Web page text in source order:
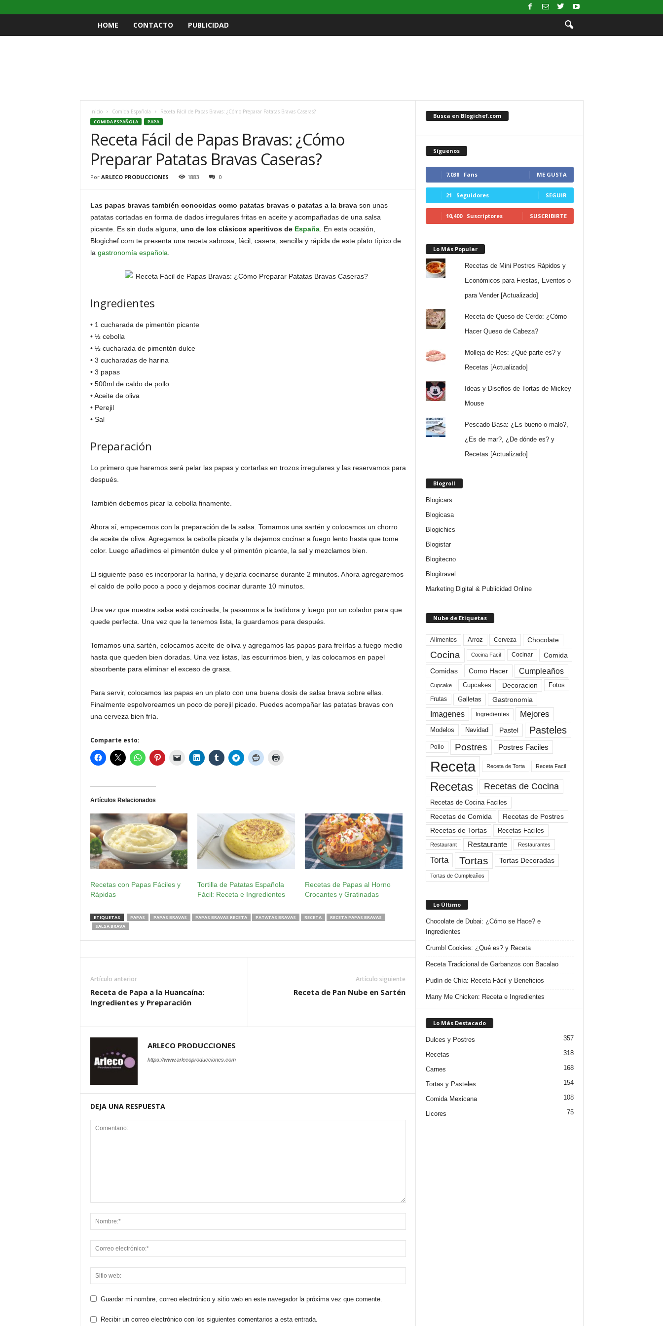
HOME CONTACTO PUBLICIDAD
Inicio Comida Española Receta Fácil de Papas Bravas: ¿Cómo Preparar Patatas Bravas Caseras?
COMIDA ESPAÑOLA PAPA
Receta Fácil de Papas Bravas: ¿Cómo
Preparar Patatas Bravas Caseras?
Por ARLECO PRODUCCIONES 1883 0
Las papas bravas también conocidas como patatas bravas o patatas a la bravason unas
patatas cortadas en forma de dados irregulares fritas en aceite y acompañadas de una salsa
picante. Es sin duda alguna, uno de los clásicos aperitivos de España. En esta ocasión,
Blogichef.com te presenta una receta sabrosa, fácil, casera, sencilla y rápida de este plato típico de
la gastronomía española
Ingredientes
• 1 cucharada de pimentón picante
• ½ cebolla
• ½ cucharada de pimentón dulce
• 3 cucharadas de harina
• 3 papas
• 500ml de caldo de pollo
• Aceite de oliva
• Perejil
• Sal
Preparación
Lo primero que haremos será pelar las papas y cortarlas en trozos irregulares y las reservamos para
después.
También debemos picar la cebolla finamente.
Ahora sí, empecemos con la preparación de la salsa. Tomamos una sartén y colocamos un chorro
de aceite de oliva. Agregamos la cebolla picada y la dejamos cocinar a fuego lento hasta que tome
color. Luego añadimos el pimentón dulce y el pimentón picante, la sal y mezclamos bien.
El siguiente paso es incorporar la harina, y dejarla cocinarse durante 2 minutos. Ahora agregaremos
el caldo de pollo poco a poco y dejamos cocinar durante 10 minutos.
Una vez que nuestra salsa está cocinada, la pasamos a la batidora y luego por un colador para que
quede perfecta. Una vez que la tenemos lista, la guardamos para después.
Tomamos una sartén, colocamos aceite de oliva y agregamos las papas para freírlas a fuego medio
hasta que queden bien doradas. Una vez listas, las escurrimos bien, y las colocamos en papel
absorbente para eliminar el exceso de grasa.
Para servir, colocamos las papas en un plato con una buena dosis de salsa brava sobre ellas.
Finalmente espolvoreamos un poco de perejil picado. Puedes acompañar las patatas bravas con
una cerveza bien fría.
Comparte esto:
Artículos Relacionados
Recetas con Papas Fáciles y
Rápidas
Tortilla de Patatas Española
Fácil: Receta e Ingredientes
Recetas de Papas al Horno
Crocantes y Gratinadas
ETIQUETAS PAPAS PAPAS BRAVAS PAPAS BRAVAS RECETA PATATAS BRAVAS RECETA
RECETA PAPAS BRAVAS
SALSA BRAVA
Artículo anterior
Receta de Papa a la Huancaína:
Ingredientes y Preparación
Artículo siguiente
Receta de Pan Nube en Sartén
ARLECO PRODUCCIONES
https://www.arlecoproducciones.com
DEJA UNA RESPUESTA
Guardar mi nombre, correo electrónico y sitio web en este navegador la próxima vez que comente.
Recibir un correo electrónico con los siguientes comentarios a esta entrada.
Busca en Blogichef.com
Síguenos
7,038 Fans ME GUSTA
21 Seguidores SEGUIR
10,400 Suscriptores SUSCRIBIRTE
Lo Más Popular
Recetas de Mini Postres Rápidos y
Económicos para Fiestas, Eventos o
para Vender [Actualizado]
Receta de Queso de Cerdo: ¿Cómo
Hacer Queso de Cabeza?
Molleja de Res: ¿Qué parte es? y
Recetas [Actualizado]
Ideas y Diseños de Tortas de Mickey
Mouse
Pescado Basa: ¿Es bueno o malo?,
¿Es de mar?, ¿De dónde es? y
Recetas [Actualizado]
Blogroll
Blogicars
Blogicasa
Blogichics
Blogistar
Blogitecno
Blogitravel
Marketing Digital & Publicidad Online
Nube de Etiquetas
Alimentos Arroz Cerveza Chocolate
Cocina Cocina Facil Cocinar
Comida
Comidas
Como Hacer Cumpleaños
Cupcake Cupcakes Decoracion Fotos
Frutas Galletas Gastronomia
Imagenes Ingredientes Mejores
Modelos Navidad Pastel Pasteles
Pollo Postres Postres Faciles
Receta Receta de Torta Receta Facil
Recetas Recetas de Cocina
Recetas de Cocina Faciles
Recetas de Comida
Recetas de Postres
Recetas de Tortas
Recetas Faciles
Restaurant Restaurante Restaurantes
Torta Tortas Tortas Decoradas
Tortas de Cumpleaños
Lo Último
Chocolate de Dubai: ¿Cómo se Hace? e
Ingredientes
Crumbl Cookies: ¿Qué es? y Receta
Receta Tradicional de Garbanzos con Bacalao
Pudín de Chía: Receta Fácil y Beneficios
Marry Me Chicken: Receta e Ingredientes
Lo Más Destacado
Dulces y Postres 357
Recetas 318
Carnes 168
Tortas y Pasteles 154
Comida Mexicana 108
Licores 75